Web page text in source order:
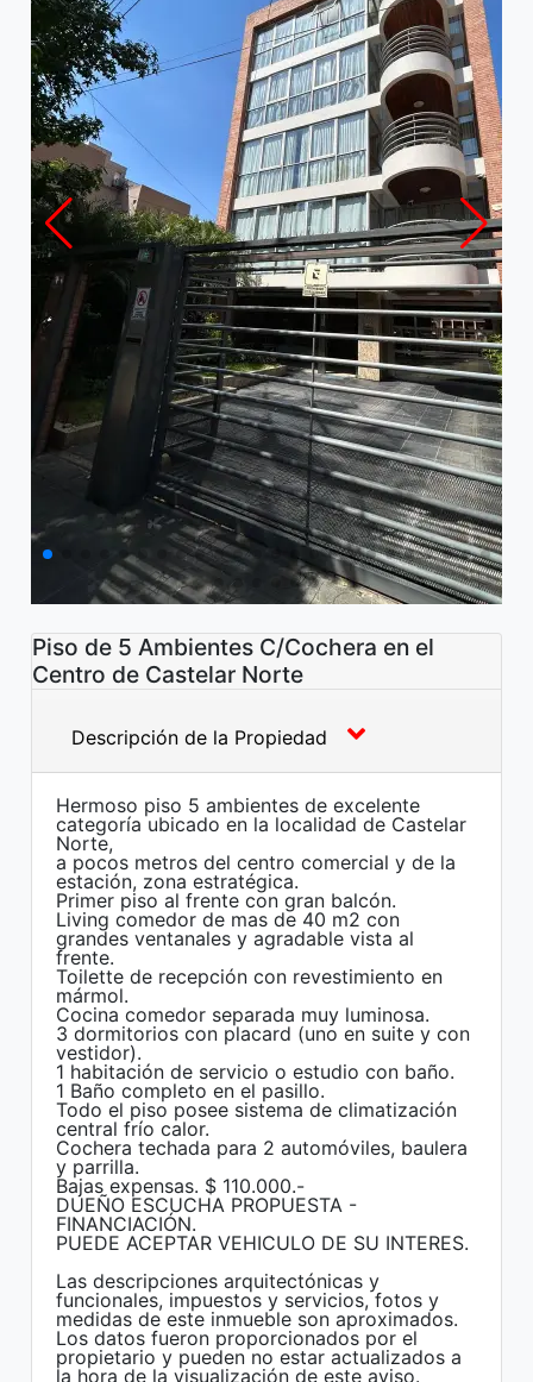
Piso de 5 Ambientes C/Cochera en el
Centro de Castelar Norte
Descripción de la Propiedad
Hermoso piso 5 ambientes de excelente
categoría ubicado en la localidad de Castelar
Norte,
a pocos metros del centro comercial y de la
estación, zona estratégica.
Primer piso al frente con gran balcón.
Living comedor de mas de 40 m2 con
grandes ventanales y agradable vista al
frente.
Toilette de recepción con revestimiento en
mármol.
Cocina comedor separada muy luminosa.
3 dormitorios con placard (uno en suite y con
vestidor).
1 habitación de servicio o estudio con baño.
1 Baño completo en el pasillo.
Todo el piso posee sistema de climatización
central frío calor.
Cochera techada para 2 automóviles, baulera
y parrilla.
Bajas expensas. $ 110.000.-
DUEÑO ESCUCHA PROPUESTA -
FINANCIACIÓN.
PUEDE ACEPTAR VEHICULO DE SU INTERES.
Las descripciones arquitectónicas y
funcionales, impuestos y servicios, fotos y
medidas de este inmueble son aproximados.
Los datos fueron proporcionados por el
propietario y pueden no estar actualizados a
la hora de la visualización de este aviso.